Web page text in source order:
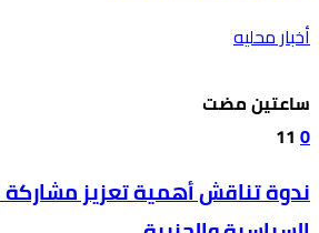
أخبار محليه
‫‫‫‏‫ساعتين مضت‬
0
11
ندوة تناقش أهمية تعزيز مشاركة